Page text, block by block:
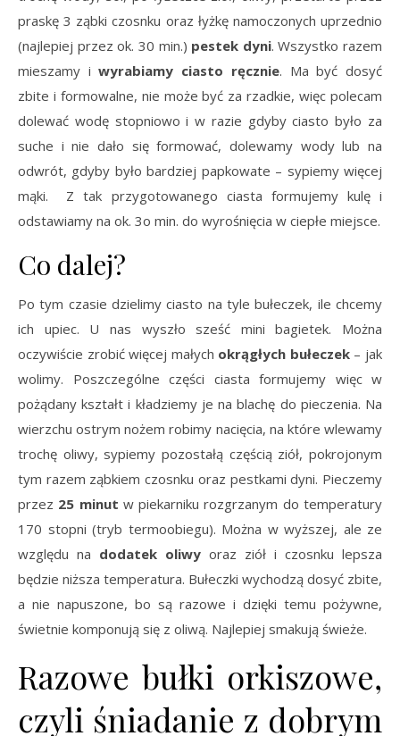
praskę 3 ząbki czosnku oraz łyżkę namoczonych uprzednio
(najlepiej przez ok. 30 min.) pestek dyni. Wszystko razem
mieszamy iwyrabiamy ciasto ręcznie. Ma być dosyć
zbite i formowalne, nie może być za rzadkie, więc polecam
dolewać wodę stopniowo i w razie gdyby ciasto było za
suche i nie dało się formować, dolewamy wody lub na
odwrót, gdyby było bardziej papkowate – sypiemy więcej
mąki. Z tak przygotowanego ciasta formujemy kulę i
odstawiamy na ok. 3o min. do wyrośnięcia w ciepłe miejsce.
Co dalej?
Po tym czasie dzielimy ciasto na tyle bułeczek, ile chcemy
ich upiec. U nas wyszło sześć mini bagietek. Można
oczywiście zrobić więcej małych okrągłych bułeczek– jak
wolimy. Poszczególne części ciasta formujemy więc w
pożądany kształt i kładziemy je na blachę do pieczenia. Na
wierzchu ostrym nożem robimy nacięcia, na które wlewamy
trochę oliwy, sypiemy pozostałą częścią ziół, pokrojonym
tym razem ząbkiem czosnku oraz pestkami dyni. Pieczemy
przez 25 minut w piekarniku rozgrzanym do temperatury
170 stopni (tryb termoobiegu). Można w wyższej, ale ze
względu na dodatek oliwy oraz ziół i czosnku lepsza
będzie niższa temperatura. Bułeczki wychodzą dosyć zbite,
a nie napuszone, bo są razowe i dzięki temu pożywne,
świetnie komponują się z oliwą. Najlepiej smakują świeże.
Razowe bułki orkiszowe,
czyli śniadanie z dobrym